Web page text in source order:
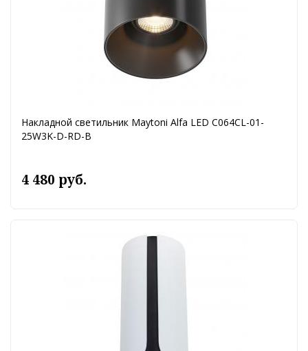
Накладной светильник Maytoni Alfa LED C064CL-01-
25W3K-D-RD-B
4 480 руб.